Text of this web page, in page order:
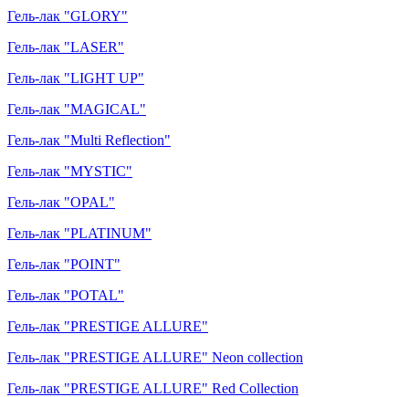
Гель-лак "GLORY"
Гель-лак "LASER"
Гель-лак "LIGHT UP"
Гель-лак "MAGICAL"
Гель-лак "Multi Reflection"
Гель-лак "MYSTIC"
Гель-лак "OPAL"
Гель-лак "PLATINUM"
Гель-лак "POINT"
Гель-лак "POTAL"
Гель-лак "PRESTIGE ALLURE"
Гель-лак "PRESTIGE ALLURE" Neon collection
Гель-лак "PRESTIGE ALLURE" Red Collection